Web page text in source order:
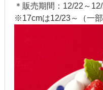
＊販売期間：12/22～
※17cmは12/23～（一部